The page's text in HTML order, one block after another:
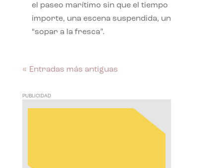
el paseo marítimo sin que el tiempo
importe, una escena suspendida, un
“sopar a la fresca”.
« Entradas más antiguas
PUBLICIDAD